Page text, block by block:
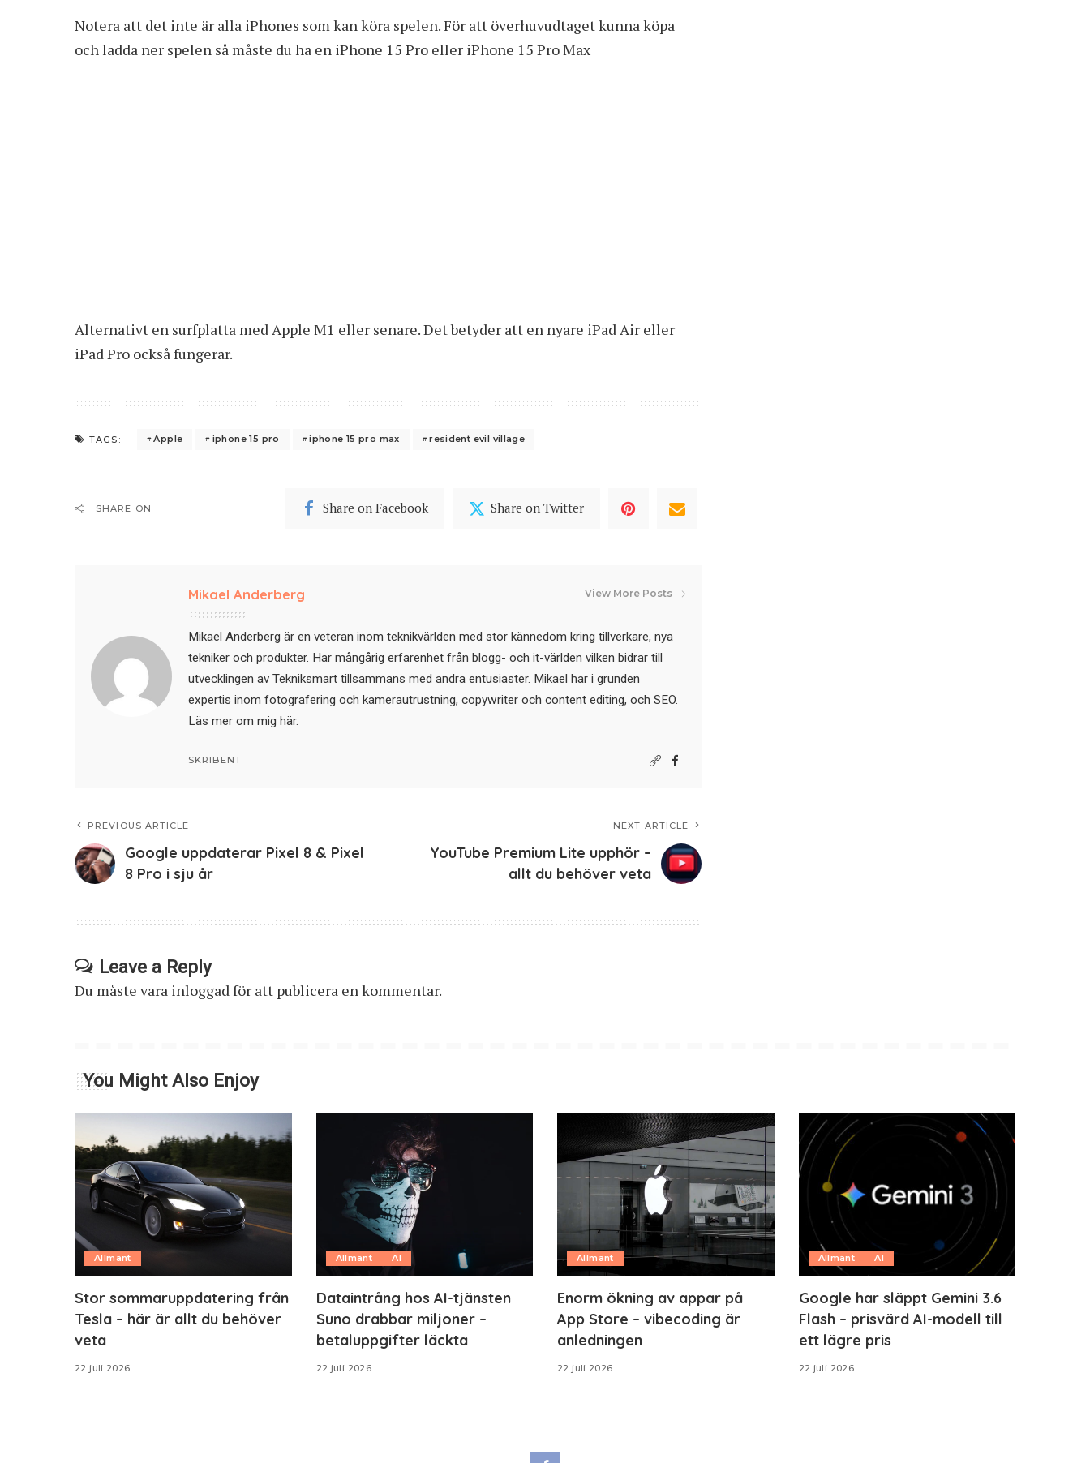
Notera att det inte är alla iPhones som kan köra spelen. För att överhuvudtaget kunna köpa
och ladda ner spelen så måste du ha en iPhone 15 Pro eller iPhone 15 Pro Max
Alternativt en surfplatta med Apple M1 eller senare. Det betyder att en nyare iPad Air eller
iPad Pro också fungerar.
TAGS: Apple iphone 15 pro iphone 15 pro max resident evil village
SHARE ON Share on Facebook Share on Twitter
Mikael Anderberg View More Posts
Mikael Anderberg är en veteran inom teknikvärlden med stor kännedom kring tillverkare, nya
tekniker och produkter. Har mångårig erfarenhet från blogg- och it-världen vilken bidrar till
utvecklingen av Tekniksmart tillsammans med andra entusiaster. Mikael har i grunden
expertis inom fotografering och kamerautrustning, copywriter och content editing, och SEO.
Läs mer om mig här.
SKRIBENT
PREVIOUS ARTICLE
Google uppdaterar Pixel 8 & Pixel
8 Pro i sju år
NEXT ARTICLE
YouTube Premium Lite upphör –
allt du behöver veta
Leave a Reply
Du måste vara inloggadför att publicera en kommentar.
You Might Also Enjoy
Allmänt
Stor sommaruppdatering från
Tesla – här är allt du behöver
veta
22 juli 2026
Allmänt AI
Dataintrång hos AI-tjänsten
Suno drabbar miljoner –
betaluppgifter läckta
22 juli 2026
Allmänt
Enorm ökning av appar på
App Store – vibecoding är
anledningen
22 juli 2026
Allmänt AI
Google har släppt Gemini 3.6
Flash – prisvärd AI-modell till
ett lägre pris
22 juli 2026